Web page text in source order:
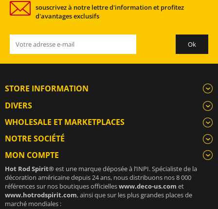
souscrivez à notre lettre d'information et profitez
d'avantages exclusifs
STORE INFORMATION
DIVERS
WHOLESALE ET MARKETPLACES
NOTRE SOCIÉTÉ
MON COMPTE
Hot Rod Spirit®est une marque déposée à l’INPI. Spécialiste de la
décoration américaine depuis 24 ans, nous distribuons nos 8 000
références sur nos boutiques officielleswww.deco-us.com et
www.hotrodspirit.com, ainsi que sur les plus grandes places de
marché mondiales :